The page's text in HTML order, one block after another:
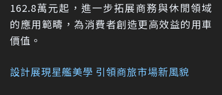
162.8萬元起，進一步拓展商務與休閒領域
的應用範疇，為消費者創造更高效益的用車
價值。
設計展現星艦美學 引領商旅市場新風貌